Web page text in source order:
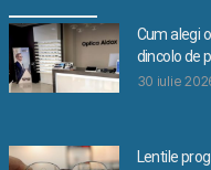
Cum alegi
dincolo de
30 iulie
Lentile